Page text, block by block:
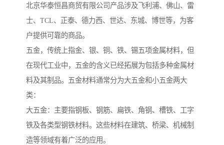
北京华泰恒昌商贸有限公司产品涉及飞利浦、佛山、雷
士、TCL、正泰、德力西、世达、东城、博世等，为客
户提供可靠的商品。
五金，传统上指金、银、铜、铁、锡五项金属材料，但
在现代工业中，五金的含义已经拓展为包括多种金属材
料及其制品。五金材料通常分为大五金和小五金两大
类：
大五金：主要指钢板、钢筋、扁铁、角钢、槽铁、工字
铁及各类型钢铁材料。这些材料在建筑、桥梁、机械制
造等领域有着广泛的应用。